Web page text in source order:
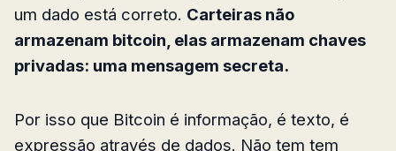
um dado está correto. Carteiras não
armazenam bitcoin, elas armazenam chaves
privadas: uma mensagem secreta.
Por isso que Bitcoin é informação, é texto, é
expressão através de dados. Não tem tem